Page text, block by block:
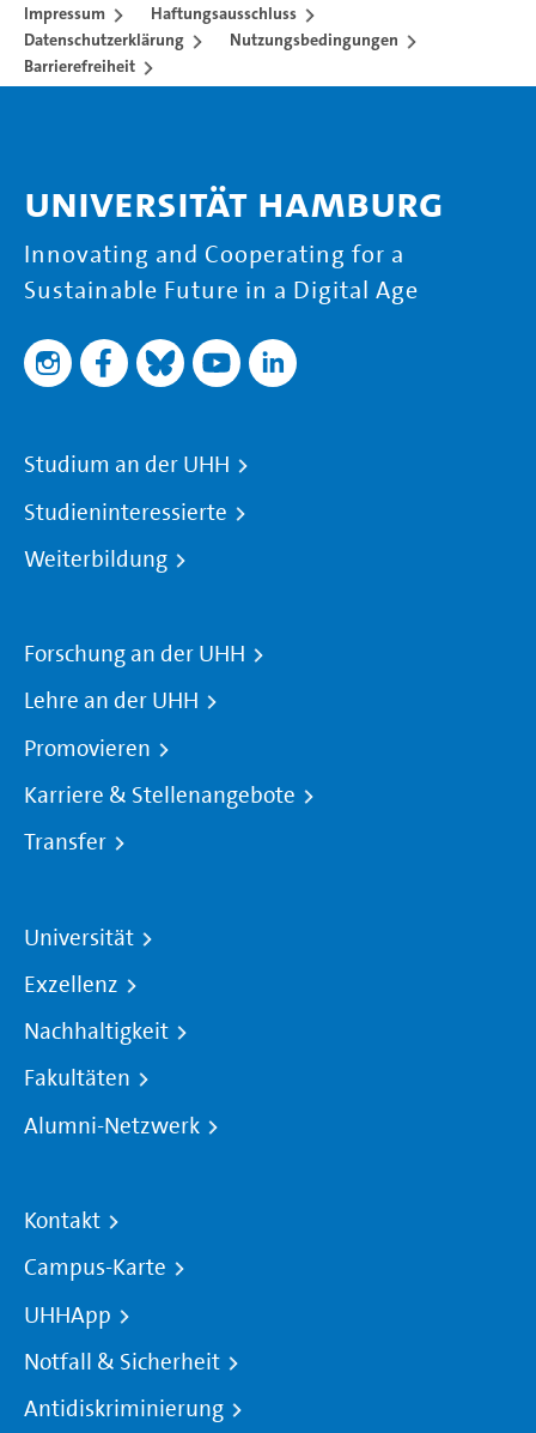
Impressum
Haftungsausschluss
Datenschutzerklärung
Nutzungsbedingungen
Barrierefreiheit
Universität Hamburg
Innovating and Cooperating for a
Sustainable Future in a Digital Age
Studium an der UHH
Studieninteressierte
Weiterbildung
Forschung an der UHH
Lehre an der UHH
Promovieren
Karriere & Stellenangebote
Transfer
Universität
Exzellenz
Nachhaltigkeit
Fakultäten
Alumni-Netzwerk
Kontakt
Campus-Karte
UHHApp
Notfall & Sicherheit
Antidiskriminierung